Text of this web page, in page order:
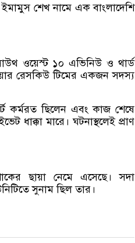
ইমামুস শেখ নামে এক বাংলাদেশি
ওয়েস্ট ১০ এভিনিউ ও থার্ড
রেসকিউ টিমের একজন সদস্য
কর্মরত ছিলেন এবং কাজ শেষে
ধাক্কা মারে। ঘটনাস্থলেই প্রাণ
ছায়া নেমে এসেছে। সদা
সুনাম ছিল তার।